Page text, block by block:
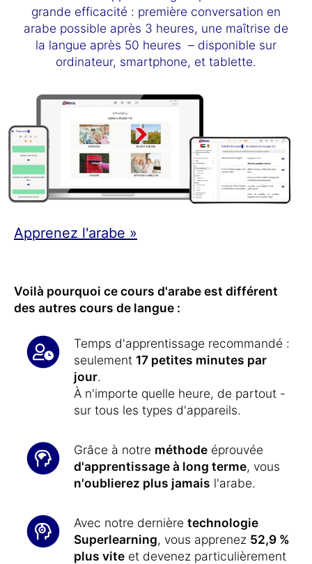
grande efficacité : première conversation en
arabe possible après 3 heures, une maîtrise de
la langue après 50 heures – disponible sur
ordinateur, smartphone, et tablette.
Apprenez l'arabe »
Voilà pourquoi ce cours d'arabe est différent
des autres cours de langue :
Temps d'apprentissage recommandé :
seulement 17 petites minutes par
jour.
À n'importe quelle heure, de partout -
sur tous les types d'appareils.
Grâce à notre méthode éprouvée
d'apprentissage à long terme, vous
n'oublierez plus jamais l'arabe.
Avec notre dernière technologie
Superlearning, vous apprenez 52,9 %
plus vite et devenez particulièrement